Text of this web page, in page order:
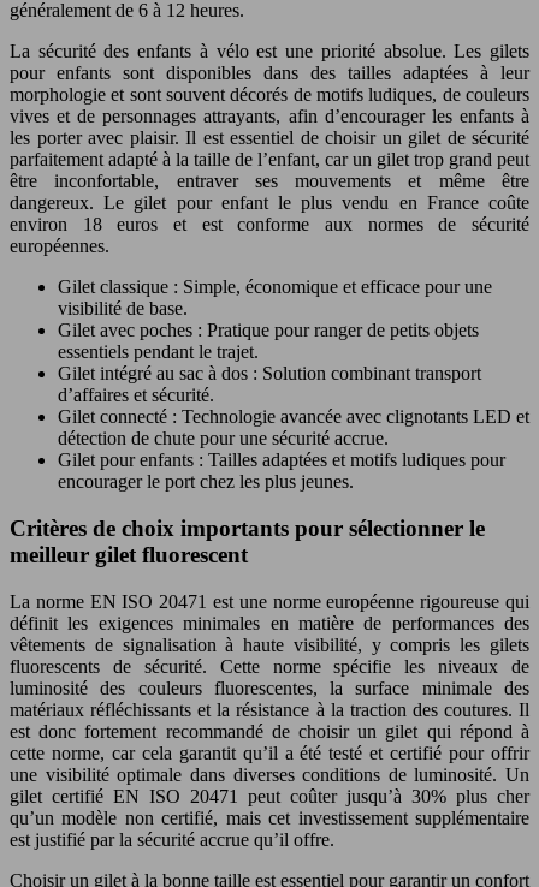
généralement de 6 à 12 heures.
La sécurité des enfants à vélo est une priorité absolue. Les gilets
pour enfants sont disponibles dans des tailles adaptées à leur
morphologie et sont souvent décorés de motifs ludiques, de couleurs
vives et de personnages attrayants, afin d’encourager les enfants à
les porter avec plaisir. Il est essentiel de choisir un gilet de sécurité
parfaitement adapté à la taille de l’enfant, car un gilet trop grand peut
être inconfortable, entraver ses mouvements et même être
dangereux. Le gilet pour enfant le plus vendu en France coûte
environ 18 euros et est conforme aux normes de sécurité
européennes.
Gilet classique : Simple, économique et efficace pour une
visibilité de base.
Gilet avec poches : Pratique pour ranger de petits objets
essentiels pendant le trajet.
Gilet intégré au sac à dos : Solution combinant transport
d’affaires et sécurité.
Gilet connecté : Technologie avancée avec clignotants LED et
détection de chute pour une sécurité accrue.
Gilet pour enfants : Tailles adaptées et motifs ludiques pour
encourager le port chez les plus jeunes.
Critères de choix importants pour sélectionner le
meilleur gilet fluorescent
La norme EN ISO 20471 est une norme européenne rigoureuse qui
définit les exigences minimales en matière de performances des
vêtements de signalisation à haute visibilité, y compris les gilets
fluorescents de sécurité. Cette norme spécifie les niveaux de
luminosité des couleurs fluorescentes, la surface minimale des
matériaux réfléchissants et la résistance à la traction des coutures. Il
est donc fortement recommandé de choisir un gilet qui répond à
cette norme, car cela garantit qu’il a été testé et certifié pour offrir
une visibilité optimale dans diverses conditions de luminosité. Un
gilet certifié EN ISO 20471 peut coûter jusqu’à 30% plus cher
qu’un modèle non certifié, mais cet investissement supplémentaire
est justifié par la sécurité accrue qu’il offre.
Choisir un gilet à la bonne taille est essentiel pour garantir un confort